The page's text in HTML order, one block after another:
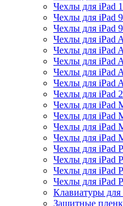
Чехлы для iPad
Чехлы для iPad
Чехлы для iPad
Чехлы для iPad
Чехлы для iPad
Чехлы для iPad
Чехлы для iPad
Чехлы для iPad
Чехлы для iPad
Чехлы для iPad
Чехлы для iPad
Чехлы для iPad
Чехлы для iPad
Чехлы для iPad
Чехлы для iPad
Чехлы для iPad
Чехлы для iPad
Клавиатуры для
Защитные